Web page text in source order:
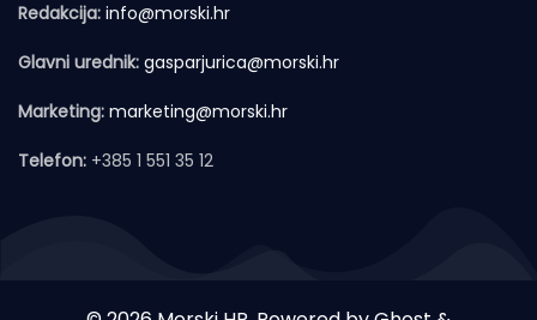
Redakcija: info@morski.hr
Glavni urednik: gasparjurica@morski.hr
Marketing: marketing@morski.hr
Telefon: +385 1 551 35 12